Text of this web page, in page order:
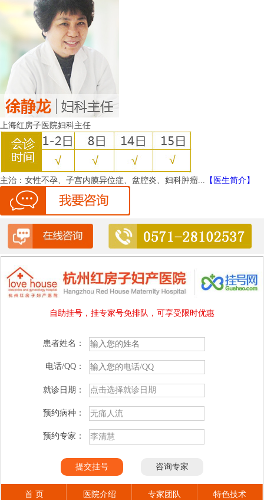
上海红房子医院妇科主任
主治： 女性不孕、子宫内膜异位症、盆腔炎、妇科肿瘤... 【医生简介】
自助挂号，挂专家号免排队，可享受限时优惠
患者姓名：
电话/QQ：
就诊日期：
预约病种：
预约专家：
首 页 医院介绍 专家团队 特色技术